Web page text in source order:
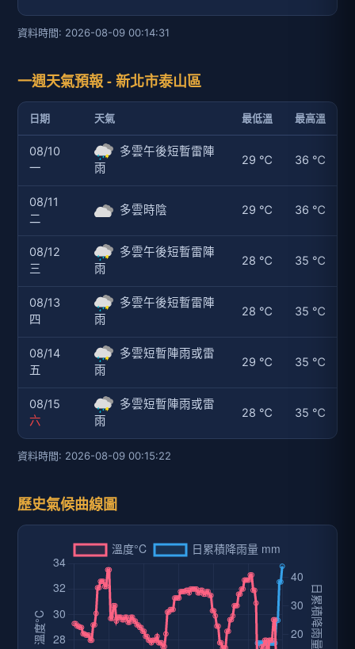
資料時間: 2026-08-09 00:14:31
一週天氣預報 - 新北市泰山區
日期 天氣 最低溫 最高溫
08/10
一
多雲午後短暫雷陣
雨
29 ℃ 36 ℃
08/11
二
多雲時陰 29 ℃ 36 ℃
08/12
三
多雲午後短暫雷陣
雨
28 ℃ 35 ℃
08/13
四
多雲午後短暫雷陣
雨
28 ℃ 35 ℃
08/14
五
多雲短暫陣雨或雷
雨
29 ℃ 35 ℃
08/15
六
多雲短暫陣雨或雷
雨
28 ℃ 35 ℃
資料時間: 2026-08-09 00:15:22
歷史氣候曲線圖